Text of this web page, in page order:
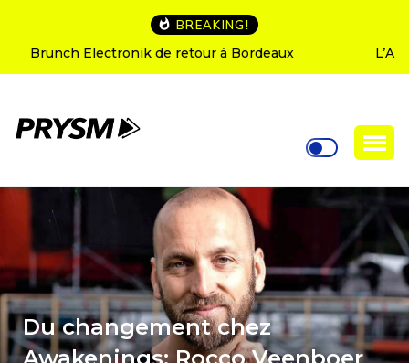
BREAKING!
L’Amnesia Ibiza fête ses 50 ans : le programme des
soirées d’ouverture
Du changement chez